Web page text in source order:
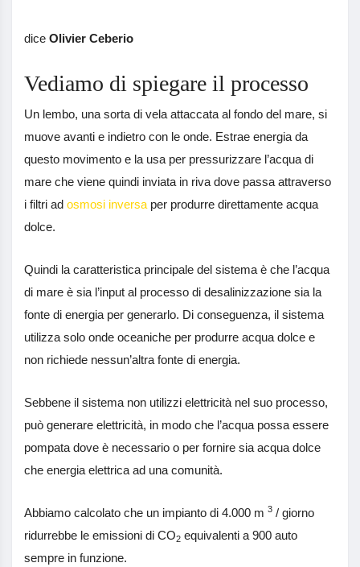
dice Olivier Ceberio
Vediamo di spiegare il processo
Un lembo, una sorta di vela attaccata al fondo del mare, si
muove avanti e indietro con le onde. Estrae energia da
questo movimento e la usa per pressurizzare l’acqua di
mare che viene quindi inviata in riva dove passa attraverso
i filtri ad osmosi inversa per produrre direttamente acqua
dolce.
Quindi la caratteristica principale del sistema è che l’acqua
di mare è sia l’input al processo di desalinizzazione sia la
fonte di energia per generarlo. Di conseguenza, il sistema
utilizza solo onde oceaniche per produrre acqua dolce e
non richiede nessun’altra fonte di energia.
Sebbene il sistema non utilizzi elettricità nel suo processo,
può generare elettricità, in modo che l’acqua possa essere
pompata dove è necessario o per fornire sia acqua dolce
che energia elettrica ad una comunità.
Abbiamo calcolato che un impianto di 4.000 m 3 / giorno
ridurrebbe le emissioni di CO2 equivalenti a 900 auto
sempre in funzione.